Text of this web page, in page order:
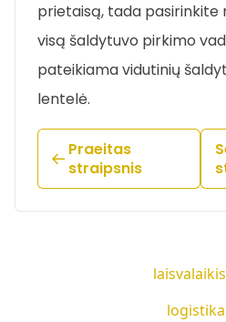
prietaisą, tada pasirinkite
visą šaldytuvo pirkimo
pateikiama vidutinių
lentelė.
Praeitas
straipsnis